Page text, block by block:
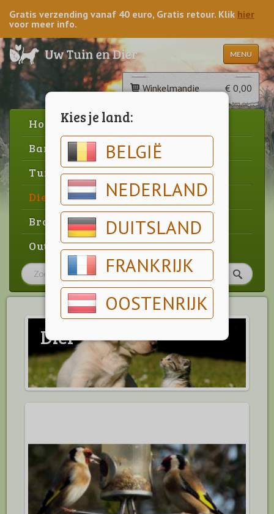
Kies je land:
BELGIË
NEDERLAND
DUITSLAND
FRANKRIJK
OOSTENRIJK
Gratis verzending vanaf 40 euro, Gratis retour. Klik hier
voor meer info.
MENU
Winkelmandje € 0,00
Home
Barbecue
Tuin
Dier
Brood & gebak
Outlet
Dier